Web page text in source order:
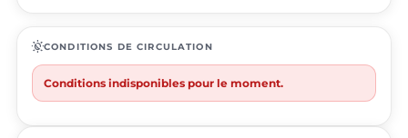
routineCONDITIONS DE CIRCULATION
Conditions indisponibles pour le moment.